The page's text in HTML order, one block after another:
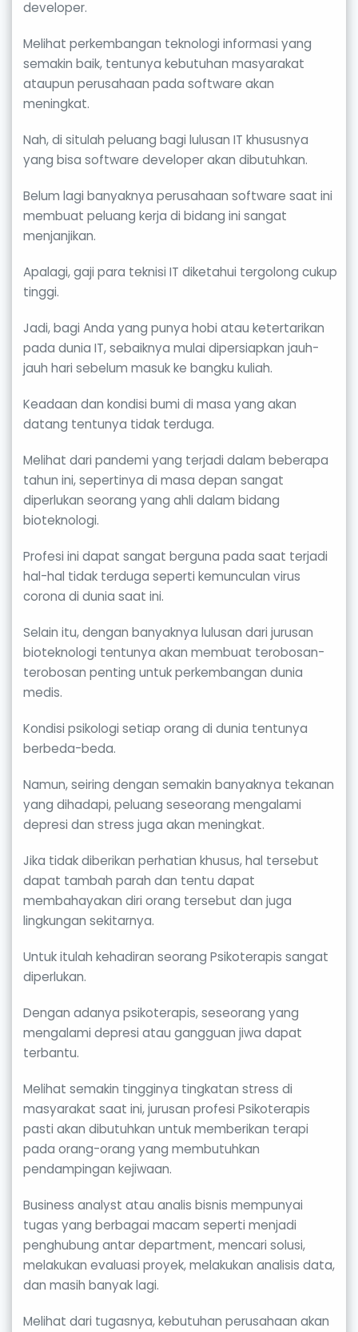
developer.
Melihat perkembangan teknologi informasi yang
semakin baik, tentunya kebutuhan masyarakat
ataupun perusahaan pada software akan
meningkat.
Nah, di situlah peluang bagi lulusan IT khususnya
yang bisa software developer akan dibutuhkan.
Belum lagi banyaknya perusahaan software saat ini
membuat peluang kerja di bidang ini sangat
menjanjikan.
Apalagi, gaji para teknisi IT diketahui tergolong cukup
tinggi.
Jadi, bagi Anda yang punya hobi atau ketertarikan
pada dunia IT, sebaiknya mulai dipersiapkan jauh-
jauh hari sebelum masuk ke bangku kuliah.
Keadaan dan kondisi bumi di masa yang akan
datang tentunya tidak terduga.
Melihat dari pandemi yang terjadi dalam beberapa
tahun ini, sepertinya di masa depan sangat
diperlukan seorang yang ahli dalam bidang
bioteknologi.
Profesi ini dapat sangat berguna pada saat terjadi
hal-hal tidak terduga seperti kemunculan virus
corona di dunia saat ini.
Selain itu, dengan banyaknya lulusan dari jurusan
bioteknologi tentunya akan membuat terobosan-
terobosan penting untuk perkembangan dunia
medis.
Kondisi psikologi setiap orang di dunia tentunya
berbeda-beda.
Namun, seiring dengan semakin banyaknya tekanan
yang dihadapi, peluang seseorang mengalami
depresi dan stress juga akan meningkat.
Jika tidak diberikan perhatian khusus, hal tersebut
dapat tambah parah dan tentu dapat
membahayakan diri orang tersebut dan juga
lingkungan sekitarnya.
Untuk itulah kehadiran seorang Psikoterapis sangat
diperlukan.
Dengan adanya psikoterapis, seseorang yang
mengalami depresi atau gangguan jiwa dapat
terbantu.
Melihat semakin tingginya tingkatan stress di
masyarakat saat ini, jurusan profesi Psikoterapis
pasti akan dibutuhkan untuk memberikan terapi
pada orang-orang yang membutuhkan
pendampingan kejiwaan.
Business analyst atau analis bisnis mempunyai
tugas yang berbagai macam seperti menjadi
penghubung antar department, mencari solusi,
melakukan evaluasi proyek, melakukan analisis data,
dan masih banyak lagi.
Melihat dari tugasnya, kebutuhan perusahaan akan